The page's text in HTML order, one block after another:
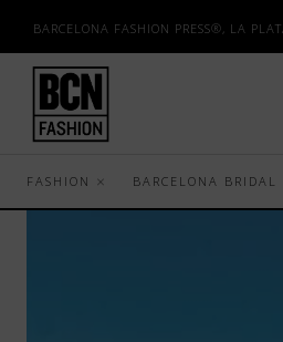
BARCELONA FASHION PRESS®, LA
FASHION BARCELONA BRIDAL